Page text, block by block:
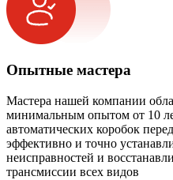
Опытные мастера
Мастера нашей компании
минимальным опытом от 10
автоматических коробок
эффективно и точно
неисправностей и
трансмиссии всех видов